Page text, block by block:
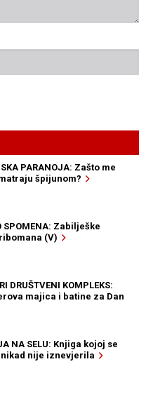
PARANOJA: Zašto me
špijunom?
SPOMENA: Zabilješke
(V)
DRUŠTVENI KOMPLEKS:
majica i batine za Dan
NA SELU: Knjiga kojoj se
nije iznevjerila